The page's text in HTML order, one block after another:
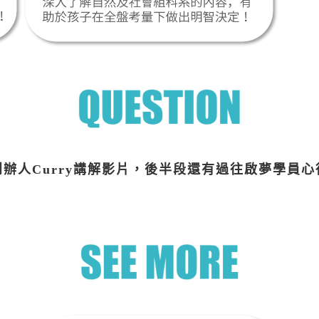
人Curry講解影片，後半段還有過往啟夢學員心